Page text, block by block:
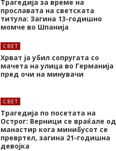
Трагедија за време на
прославата на светската
титула: Загина 13-годишно
момче во Шпанија
СВЕТ
Хрват ја убил сопругата со
мачета на улица во Германија
пред очи на минувачи
СВЕТ
Трагедија по посетата на
Острог: Верници се враќале од
манастир кога минибусот се
превртел, загина 21-годишна
девојка